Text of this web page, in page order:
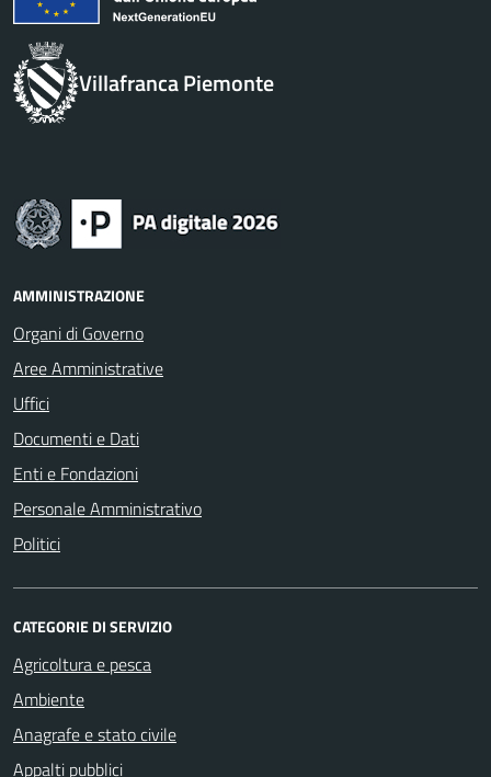
Villafranca Piemonte
AMMINISTRAZIONE
Organi di Governo
Aree Amministrative
Uffici
Documenti e Dati
Enti e Fondazioni
Personale Amministrativo
Politici
CATEGORIE DI SERVIZIO
Agricoltura e pesca
Ambiente
Anagrafe e stato civile
Appalti pubblici